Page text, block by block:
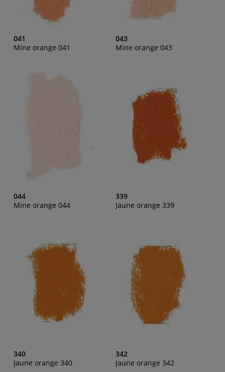
041
Mine orange 041
043
Mine orange 043
044
Mine orange 044
339
Jaune orange 339
340
Jaune orange 340
342
Jaune orange 342